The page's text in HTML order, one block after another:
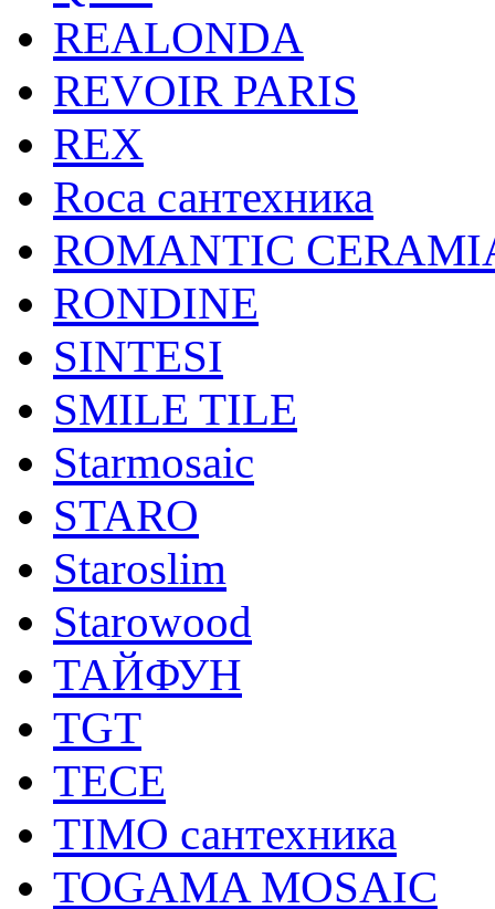
REALONDA
REVOIR PARIS
REX
Roca сантехника
ROMANTIC
RONDINE
SINTESI
SMILE TILE
Starmosaic
STARO
Staroslim
Starowood
ТАЙФУН
TGT
TECE
TIMO сантехника
TOGAMA MOSAIC